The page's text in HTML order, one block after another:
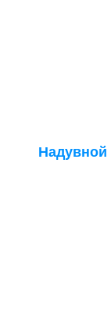
Надувной